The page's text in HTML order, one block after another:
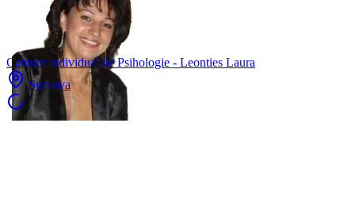
Cabinet Individual de Psihologie - Leonties Laura
Suceava